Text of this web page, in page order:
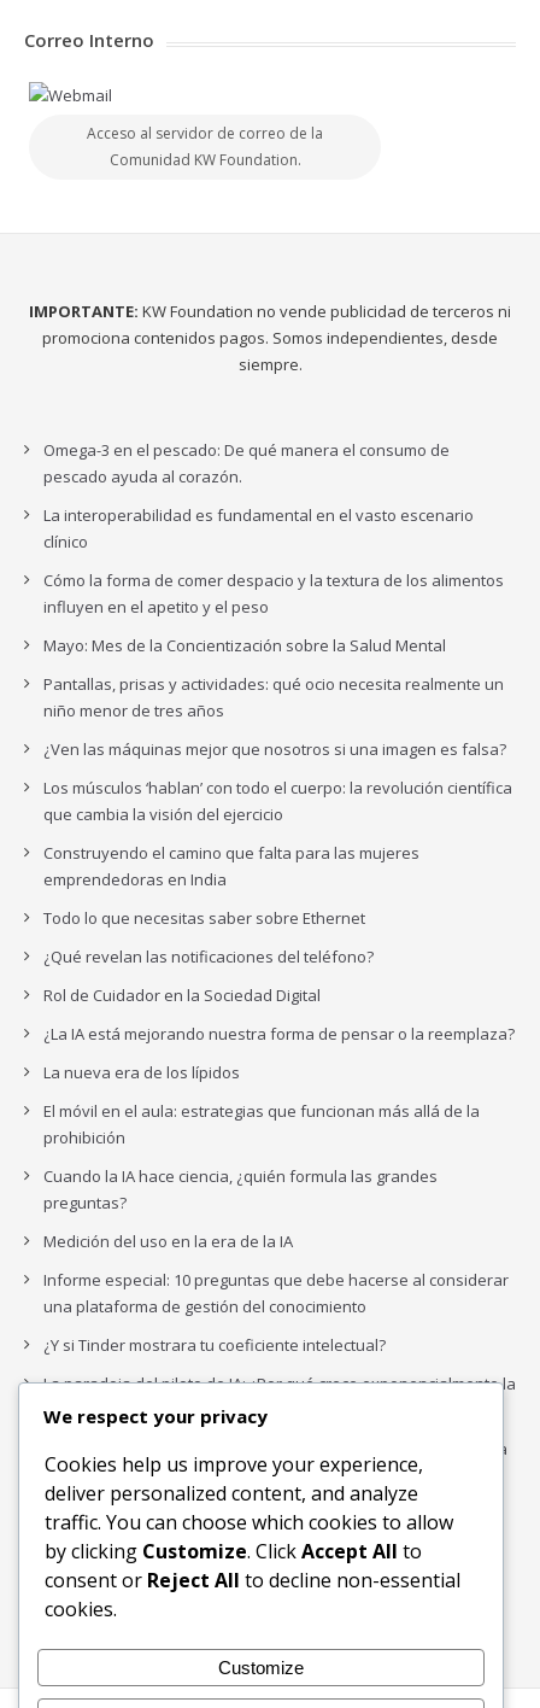
Correo Interno
Acceso al servidor de correo de la
Comunidad KW Foundation.
IMPORTANTE: KW Foundation no vende publicidad de terceros ni
promociona contenidos pagos. Somos independientes, desde
siempre.
Omega-3 en el pescado: De qué manera el consumo de
pescado ayuda al corazón.
La interoperabilidad es fundamental en el vasto escenario
clínico
Cómo la forma de comer despacio y la textura de los alimentos
influyen en el apetito y el peso
Mayo: Mes de la Concientización sobre la Salud Mental
Pantallas, prisas y actividades: qué ocio necesita realmente un
niño menor de tres años
¿Ven las máquinas mejor que nosotros si una imagen es falsa?
Los músculos ‘hablan’ con todo el cuerpo: la revolución científica
que cambia la visión del ejercicio
Construyendo el camino que falta para las mujeres
emprendedoras en India
Todo lo que necesitas saber sobre Ethernet
¿Qué revelan las notificaciones del teléfono?
Rol de Cuidador en la Sociedad Digital
¿La IA está mejorando nuestra forma de pensar o la reemplaza?
La nueva era de los lípidos
El móvil en el aula: estrategias que funcionan más allá de la
prohibición
Cuando la IA hace ciencia, ¿quién formula las grandes
preguntas?
Medición del uso en la era de la IA
Informe especial: 10 preguntas que debe hacerse al considerar
una plataforma de gestión del conocimiento
¿Y si Tinder mostrara tu coeficiente intelectual?
La paradoja del piloto de IA: ¿Por qué crece exponencialmente la
complejidad de la IA empresarial?
Los organigramas de marketing se crearon para los canales. La
IA acaba de dejarlos obsoletos.
Buscar
Buscar
We respect your privacy
Cookies help us improve your experience,
deliver personalized content, and analyze
traffic. You can choose which cookies to allow
by clicking Customize. ClickAccept All to
consent or Reject All to decline non-essential
cookies.
Customize